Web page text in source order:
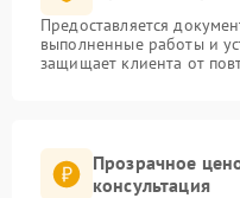
Предоставляется
выполненные работы и
защищает клиента от
Прозрачное
консультация